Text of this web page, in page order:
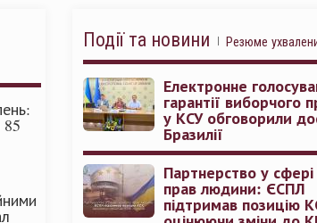
Події та новини Резюме
Електронне
гарантії виборчого
у КСУ обговорили
Бразилії
Партнерство у
прав людини: ЄСПЛ
підтримав позицію